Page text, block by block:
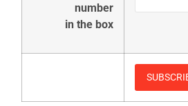
number
in the box